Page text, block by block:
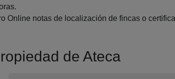
Online notas de localización de fincas o
de Ateca